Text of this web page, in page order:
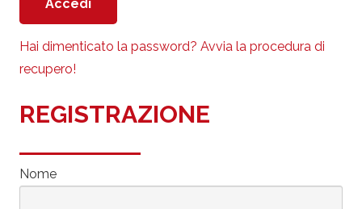
Hai dimenticato la password? Avvia la procedura di
recupero!
REGISTRAZIONE
Nome